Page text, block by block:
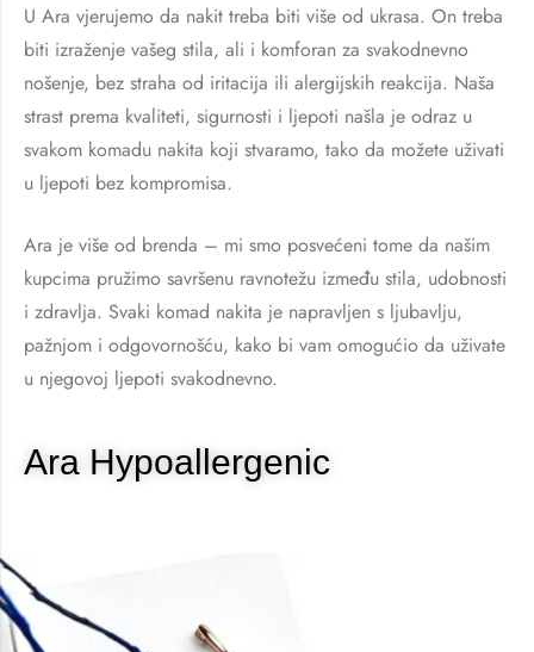
U Ara vjerujemo da nakit treba biti više od ukrasa. On treba
biti izraženje vašeg stila, ali i komforan za svakodnevno
nošenje, bez straha od iritacija ili alergijskih reakcija. Naša
strast prema kvaliteti, sigurnosti i ljepoti našla je odraz u
svakom komadu nakita koji stvaramo, tako da možete uživati
u ljepoti bez kompromisa.
Ara je više od brenda – mi smo posvećeni tome da našim
kupcima pružimo savršenu ravnotežu između stila, udobnosti
i zdravlja. Svaki komad nakita je napravljen s ljubavlju,
pažnjom i odgovornošću, kako bi vam omogućio da uživate
u njegovoj ljepoti svakodnevno.
Ara Hypoallergenic